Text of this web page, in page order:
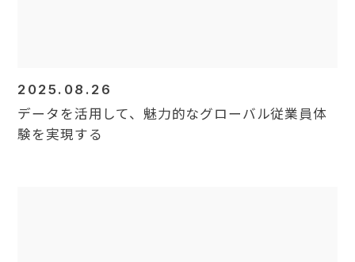
2025.08.26
データを活用して、魅力的なグローバル従業員体
験を実現する